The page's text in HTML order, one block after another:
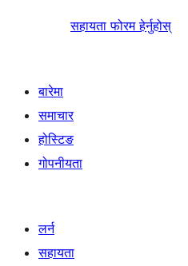
सहायता फोरम हेर्नुहोस्
बारेमा
समाचार
होस्टिङ
गोपनीयता
लर्न
सहायता